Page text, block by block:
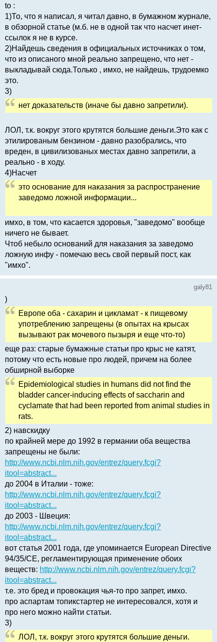
to :
1)То, что я написал, я читал давно, в бумажном журнале,
в обзорной статье (м.б. не в одной так что насчет инет-
ссылок я не в курсе.
2)Найдешь сведения в официальных источниках о том,
что из описаного мной реально запрещено, что нет -
выкладывай сюда.Только , имхо, не найдешь, трудоемко
это.
3)
нет доказательств (иначе бы давно запретили).
ЛОЛ, т.к. вокруг этого крутятся большие деньги.Это как с
этилированым бензином - давно разобрались, что
вреден, в цивилизованых местах давно запретили, а
реально - в ходу.
4)Насчет
это основание для наказания за распространение
заведомо ложной информации...
имхо, в том, что касается здоровья, "заведомо" вообще
ничего не бывает.
Чтоб небыло оснований для наказания за заведомо
ложную инфу - помечаю весь свой первый пост, как
"имхо".
galy81
)
Европе оба - сахарин и цикламат - к пищевому
употреблению запрещены (в опытах на крысах
вызывают рак мочевого пызыря и еще что-то)
еще раз: старые бумажные статьи про крыс не катят,
потому что есть новые про людей, причем на более
обширной выборке
Epidemiological studies in humans did not find the
bladder cancer-inducing effects of saccharin and
cyclamate that had been reported from animal studies in
rats.
2) навскидку
по крайней мере до 1992 в германии оба вещества
запрещены не были:
http://www.ncbi.nlm.nih.gov/entrez/query.fcgi?
itool=abstract...
до 2004 в Италии - тоже:
http://www.ncbi.nlm.nih.gov/entrez/query.fcgi?
itool=abstract...
до 2003 - Швеция:
http://www.ncbi.nlm.nih.gov/entrez/query.fcgi?
itool=abstract...
вот статья 2001 года, где упоминается European Directive
94/35/CE, регламентирующая применение обоих
веществ: http://www.ncbi.nlm.nih.gov/entrez/query.fcgi?
itool=abstract...
т.е. это бред и провокация чья-то про запрет, имхо.
про аспартам топикстартер не интересовался, хотя и
про него можно найти статьи.
3)
ЛОЛ, т.к. вокруг этого крутятся большие деньги.